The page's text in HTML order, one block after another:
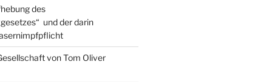
des
und der darin
von Tom Oliver